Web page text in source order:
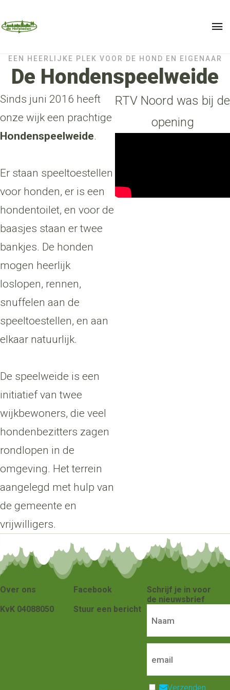
EEN HEERLIJKE PLEK VOOR DE HOND EN EIGENAAR
De Hondenspeelweide
Sinds juni 2016 heeft
onze wijk een prachtige
Hondenspeelweide.
Er staan speeltoestellen
voor honden, er is een
hondentoilet, en voor de
baasjes staan er twee
bankjes. De honden
mogen heerlijk
loslopen, rennen,
snuffelen aan de
speeltoestellen, en aan
elkaar natuurlijk.
De speelweide is een
initiatief van twee
wijkbewoners, die veel
hondenbezitters zagen
rondlopen in de
omgeving. Het terrein
aangelegd met hulp van
de gemeente en
vrijwilligers.
RTV Noord was bij de
opening
Over ons
KvK 04088050
Facebook
Stuur een bericht
Schrijf je in voor
de nieuwsbrief
Verzenden